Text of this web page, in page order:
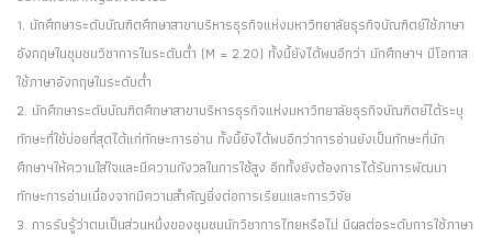
1. นักศึกษาระดับบัณฑิตศึกษาสาขาบริหารธุรกิจแห่งมหาวิทยาลัยธุรกิจบัณฑิตย์ใช้ภาษา
อังกฤษในชุมชนวิชาการในระดับต่ำ (M = 2.20) ทั้งนี้ยังได้พบอีกว่า นักศึกษาฯ มีโอกาส
ใช้ภาษาอังกฤษในระดับต่ำ
2. นักศึกษาระดับบัณฑิตศึกษาสาขาบริหารธุรกิจแห่งมหาวิทยาลัยธุรกิจบัณฑิตย์ได้ระบุ
ทักษะที่ใช้บ่อยที่สุดได้แก่ทักษะการอ่าน ทั้งนี้ยังได้พบอีกว่าการอ่านยังเป็นทักษะที่นัก
ศึกษาฯให้ความใส่ใจและมีความกังวลในการใช้สูง อีกทั้งยังต้องการได้รับการพัฒนา
ทักษะการอ่านเนื่องจากมีความสำคัญยิ่งต่อการเรียนและการวิจัย
3. การรับรู้ว่าตนเป็นส่วนหนึ่งของชุมชนนักวิชาการไทยหรือไม่ มีผลต่อระดับการใช้ภาษา